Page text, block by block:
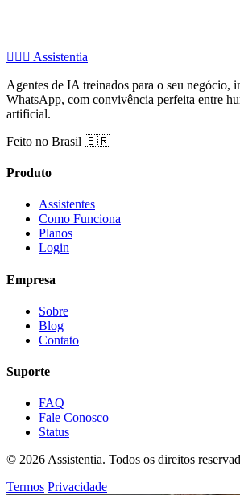
🧚🏻‍♂️ Assistentia
Agentes de IA treinados para o seu negócio,
WhatsApp, com convivência perfeita entre
artificial.
Feito no Brasil 🇧🇷
Produto
Assistentes
Como Funciona
Planos
Login
Empresa
Sobre
Blog
Contato
Suporte
FAQ
Fale Conosco
Status
© 2026 Assistentia. Todos os direitos
Termos Privacidade